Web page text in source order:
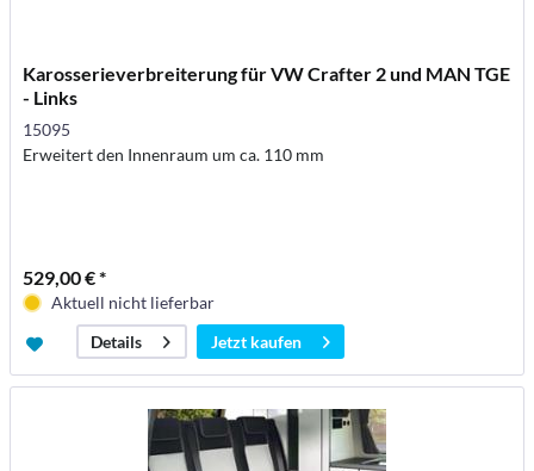
Karosserieverbreiterung für VW Crafter 2 und MAN TGE
- Links
15095
Erweitert den Innenraum um ca. 110 mm
529,00 € *
Aktuell nicht lieferbar
Details
Jetzt kaufen